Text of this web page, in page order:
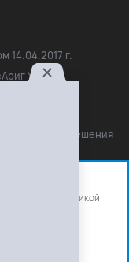
14.04.2017 г.
Ус»,
разрешения
ссылка на
аналитики.
с нашей
политикой